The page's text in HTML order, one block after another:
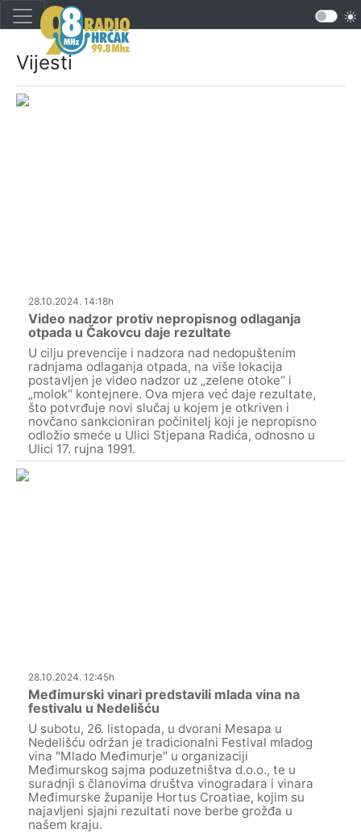
Vijesti
28.10.2024. 14:18h
Video nadzor protiv nepropisnog odlaganja
otpada u Čakovcu daje rezultate
U cilju prevencije i nadzora nad nedopuštenim
radnjama odlaganja otpada, na više lokacija
postavljen je video nadzor uz „zelene otoke“ i
„molok“ kontejnere. Ova mjera već daje rezultate,
što potvrđuje novi slučaj u kojem je otkriven i
novčano sankcioniran počinitelj koji je nepropisno
odložio smeće u Ulici Stjepana Radića, odnosno u
Ulici 17. rujna 1991.
28.10.2024. 12:45h
Međimurski vinari predstavili mlada vina na
festivalu u Nedelišću
U subotu, 26. listopada, u dvorani Mesapa u
Nedelišću održan je tradicionalni Festival mladog
vina "Mlado Međimurje" u organizaciji
Međimurskog sajma poduzetništva d.o.o., te u
suradnji s članovima društva vinogradara i vinara
Međimurske županije Hortus Croatiae, kojim su
najavljeni sjajni rezultati nove berbe grožđa u
našem kraju.